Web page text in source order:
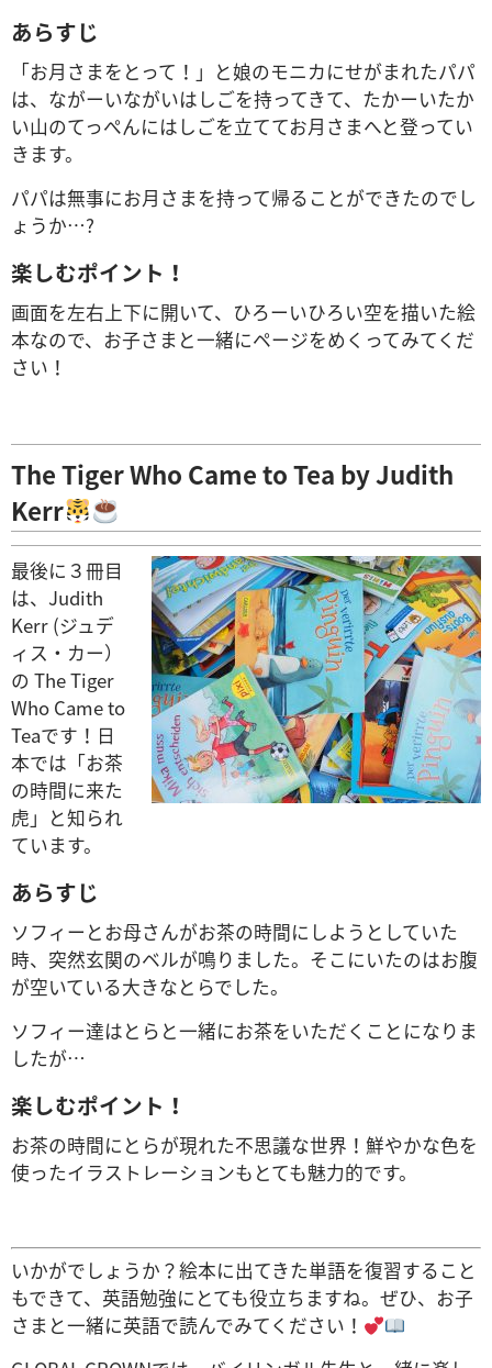
あらすじ
「お月さまをとって！」と娘のモニカにせがまれたパパ
は、ながーいながいはしごを持ってきて、たかーいたか
い山のてっぺんにはしごを立ててお月さまへと登ってい
きます。
パパは無事にお月さまを持って帰ることができたのでし
ょうか…?
楽しむポイント！
画面を左右上下に開いて、ひろーいひろい空を描いた絵
本なので、お子さまと一緒にページをめくってみてくだ
さい！
The Tiger Who Came to Tea by Judith
Kerr
最後に３冊目
は、Judith
Kerr (ジュデ
ィス・カー）
の The Tiger
Who Came to
Teaです！日
本では「お茶
の時間に来た
虎」と知られ
ています。
あらすじ
ソフィーとお母さんがお茶の時間にしようとしていた
時、突然玄関のベルが鳴りました。そこにいたのはお腹
が空いている大きなとらでした。
ソフィー達はとらと一緒にお茶をいただくことになりま
したが…
楽しむポイント！
お茶の時間にとらが現れた不思議な世界！鮮やかな色を
使ったイラストレーションもとても魅力的です。
いかがでしょうか？絵本に出てきた単語を復習すること
もできて、英語勉強にとても役立ちますね。ぜひ、お子
さまと一緒に英語で読んでみてください！